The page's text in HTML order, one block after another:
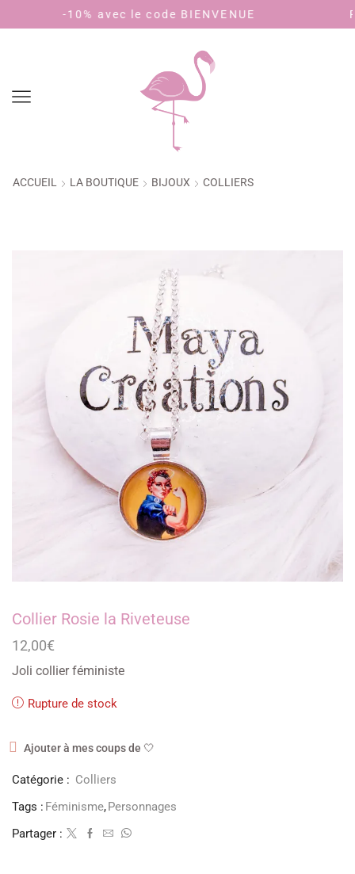
avec le code BIENVENUE Payez en 4
ACCUEIL LA BOUTIQUE BIJOUX COLLIERS
Collier Rosie la Riveteuse
12,00€
Joli collier féministe
Rupture de stock
Ajouter à mes coups de 🤍
Catégorie : Colliers
Tags : Féminisme,Personnages
Partager :